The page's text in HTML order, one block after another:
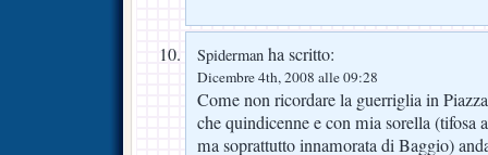
Spiderman ha scritto:
Dicembre 4th, 2008 alle 09:28
Come non ricordare la guerriglia in
che quindicenne e con mia sorella (tifosa
ma soprattutto innamorata di Baggio)